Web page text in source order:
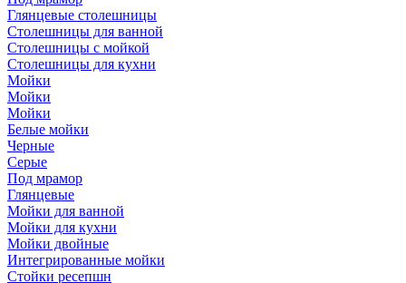
Глянцевые столешницы
Столешницы для ванной
Столешницы с мойкой
Столешницы для кухни
Мойки
Мойки
Мойки
Белые мойки
Черные
Серые
Под мрамор
Глянцевые
Мойки для ванной
Мойки для кухни
Мойки двойные
Интегрированные мойки
Стойки ресепшн